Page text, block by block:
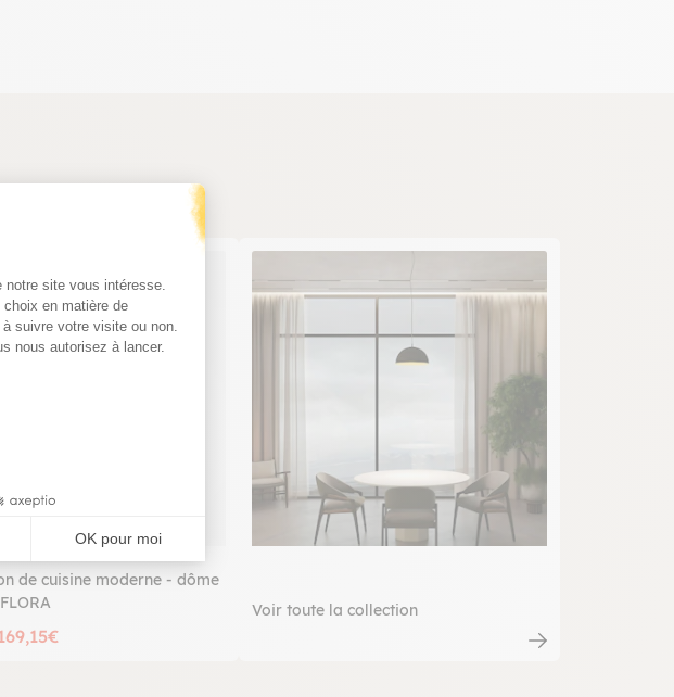
Consentement : Personnalisez vos Options
site vous intéresse.
en matière de
suivre votre visite ou non.
nous autorisez à lancer.
OK pour moi
de cuisine moderne - dôme
Voir toute la collection